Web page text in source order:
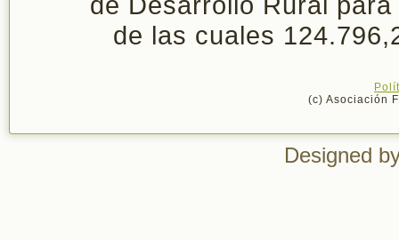
de las cuales
(c) Asociación
Designed